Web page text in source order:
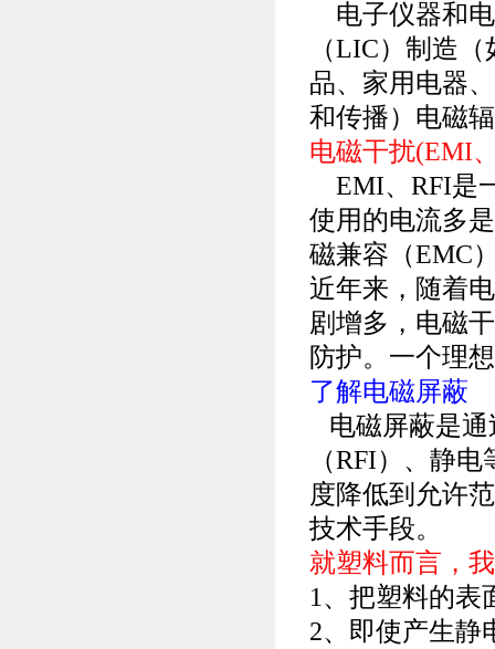
电子仪器和电
（LIC）制造
品、家用电器
和传播）电磁
电磁干扰(EMI
EMI、RFI是
使用的电流多
磁兼容（EMC
近年来，随着
剧增多，电磁
防护。一个理
了解电磁屏蔽
电磁屏蔽是通
（RFI）、静
度降低到允许
技术手段。
就塑料而言，
1、把塑料的表
2、即使产生静